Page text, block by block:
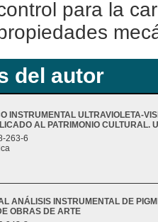
para la
del autor
INSTRUMENTAL ULTRAVIOLETA-
AL PATRIMONIO CULTURAL.
263-6
ANÁLISIS INSTRUMENTAL DE
OBRAS DE ARTE